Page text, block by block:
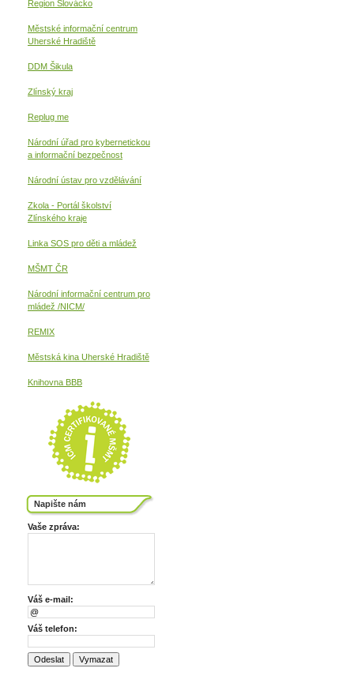
Region Slovácko
Městské informační centrum
Uherské Hradiště
DDM Šikula
Zlínský kraj
Replug me
Národní úřad pro kybernetickou
a informační bezpečnost
Národní ústav pro vzdělávání
Zkola - Portál školství
Zlínského kraje
Linka SOS pro děti a mládež
MŠMT ČR
Národní informační centrum pro
mládež /NICM/
REMIX
Městská kina Uherské Hradiště
Knihovna BBB
Napište nám
Vaše zpráva:
Váš e-mail:
Váš telefon: